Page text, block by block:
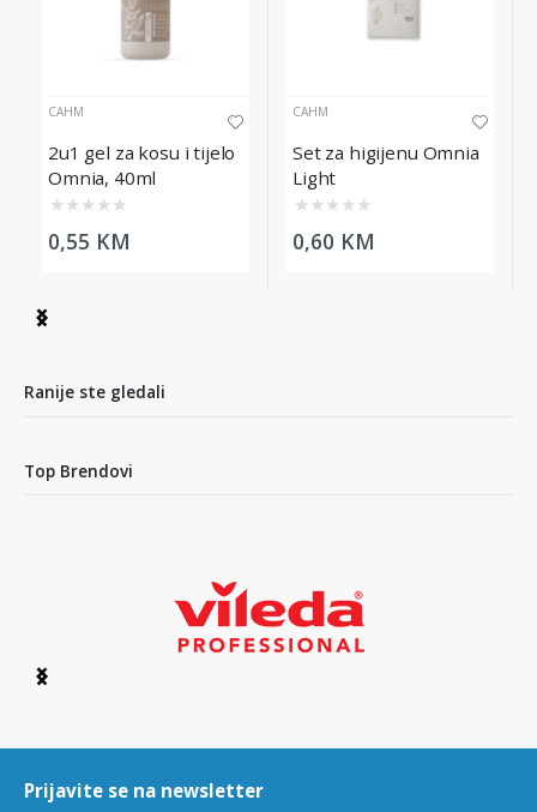
CAHM
2u1 gel za kosu i tijelo
Omnia, 40ml
★ ★ ★ ★ ★
0,55 KM
CAHM
Set za higijenu Omnia
Light
★ ★ ★ ★ ★
0,60 KM
Item
4
Ranije ste gledali
Top Brendovi
Item
6
Prijavite se na newsletter